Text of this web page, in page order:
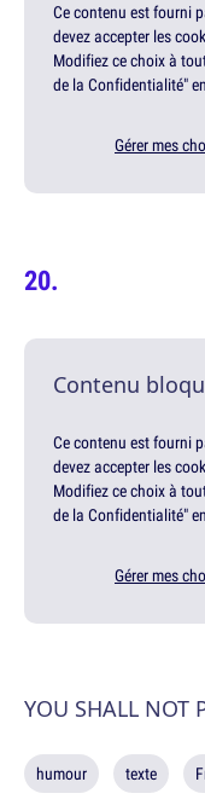
Ce contenu est fourni
devez accepter les
Modifiez ce choix à
de la Confidentialité"
Gérer mes
Contenu
Ce contenu est fourni
devez accepter les
Modifiez ce choix à
de la Confidentialité"
Gérer mes
YOU SHALL NOT
humour texte